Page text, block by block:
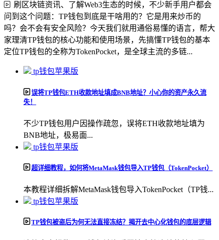
刷区块链资讯、了解Web3生态的时候，不少新手用户都会
问到这个问题：TP钱包到底是干啥用的？它是用来炒币的
吗？会不会有安全风险？今天我们就用通俗易懂的语言，帮大
家理清TP钱包的核心功能和使用场景，先搞懂TP钱包的基本
定位TP钱包的全称为TokenPocket，是全球主流的多链...
tp钱包苹果版
误将TP钱包ETH收款地址填成BNB地址？小心你的资产永久流
失！
不少TP钱包用户因操作疏忽，误将ETH收款地址填为
BNB地址，极易面...
tp钱包苹果版
超详细教程，如何将MetaMask钱包导入TP钱包（TokenPocket）
本教程详细拆解MetaMask钱包导入TokenPocket（TP钱...
tp钱包苹果版
TP钱包被盗后为何无法直接冻结？揭开去中心化钱包的底层逻辑